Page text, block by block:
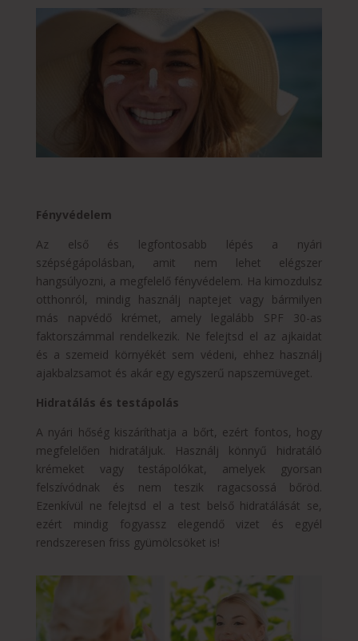
Fényvédelem
Az első és legfontosabb lépés a nyári
szépségápolásban, amit nem lehet elégszer
hangsúlyozni, a megfelelő fényvédelem. Ha kimozdulsz
otthonról, mindig használj naptejet vagy bármilyen
más napvédő krémet, amely legalább SPF 30-as
faktorszámmal rendelkezik. Ne felejtsd el az ajkaidat
és a szemeid környékét sem védeni, ehhez használj
ajakbalzsamot és akár egy egyszerű napszemüveget.
Hidratálás és testápolás
A nyári hőség kiszáríthatja a bőrt, ezért fontos, hogy
megfelelően hidratáljuk. Használj könnyű hidratáló
krémeket vagy testápolókat, amelyek gyorsan
felszívódnak és nem teszik ragacsossá bőröd.
Ezenkívül ne felejtsd el a test belső hidratálását se,
ezért mindig fogyassz elegendő vizet és egyél
rendszeresen friss gyümölcsöket is!